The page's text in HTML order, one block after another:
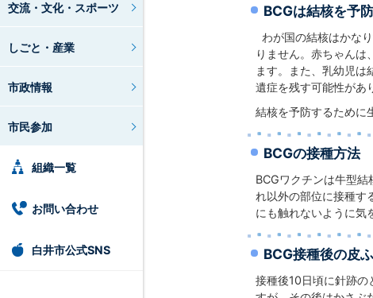
交流・文化・スポーツ
しごと・産業
市政情報
市民参加
組織一覧
お問い合わせ
白井市公式SNS
BCGは結核を予
わが国の結核はかな
りません。赤ちゃんは
ます。また、乳幼児
遺症を残す可能性があ
結核を予防するために
BCGの接種方法
BCGワクチンは牛型
れ以外の部位に接種す
にも触れないように気
BCG接種後の皮
接種後10日頃に針跡の